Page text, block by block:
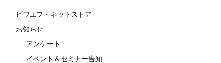
ビワエフ・ネットストア
お知らせ
アンケート
イベント＆セミナー告知